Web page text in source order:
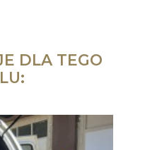
DLA TEGO